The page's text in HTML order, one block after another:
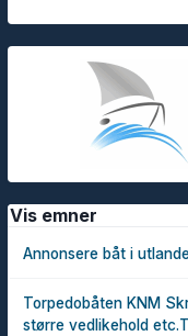
Vis emner
Annonsere båt i
Torpedobåten KNM
større vedlikehold